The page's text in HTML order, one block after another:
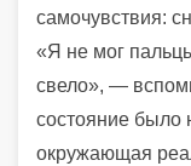
самочувствия:
«Я не мог
свело», —
состояние было
окружающая